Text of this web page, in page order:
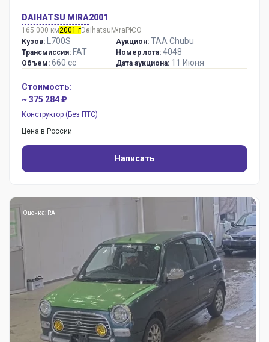
DAIHATSU MIRA2001
165 000 км2001 гDaihatsuMiraPICO
Кузов: L700S
Трансмиссия: FAT
Объем: 660 сс
Аукцион: TAA Chubu
Номер лота: 4048
Дата аукциона: 11 Июня
Стоимость:
~ 375 284 ₽
Конструктор (Без ПТС)
Цена в России
Написать
Оценка: RA